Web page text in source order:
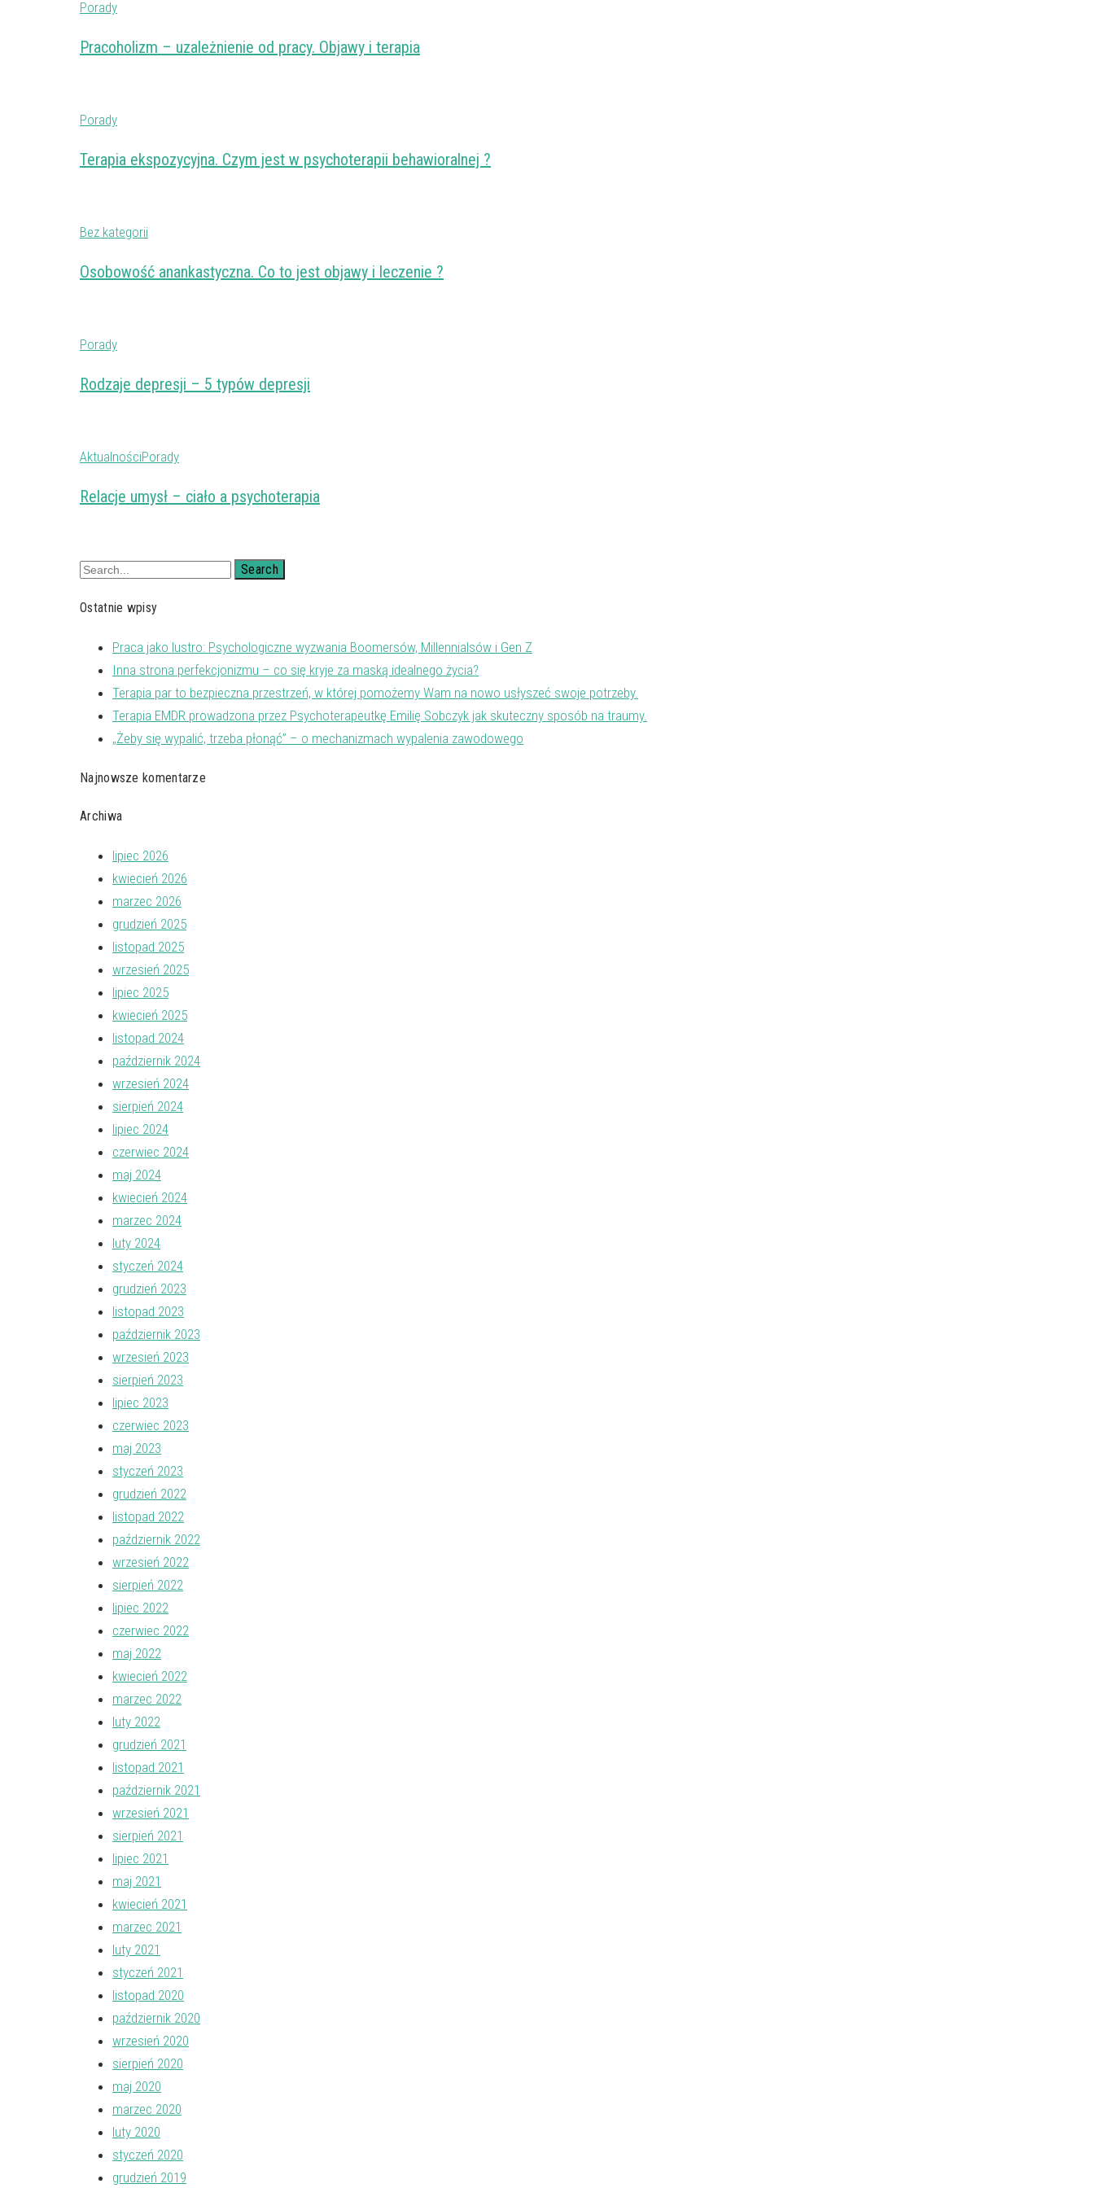
Porady
Pracoholizm – uzależnienie od pracy. Objawy i terapia
Porady
Terapia ekspozycyjna. Czym jest w psychoterapii behawioralnej ?
Bez kategorii
Osobowość anankastyczna. Co to jest objawy i leczenie ?
Porady
Rodzaje depresji – 5 typów depresji
AktualnościPorady
Relacje umysł – ciało a psychoterapia
Search
Ostatnie wpisy
Praca jako lustro: Psychologiczne wyzwania Boomersów, Millennialsów i Gen Z
Inna strona perfekcjonizmu – co się kryje za maską idealnego życia?
Terapia par to bezpieczna przestrzeń, w której pomożemy Wam na nowo usłyszeć swoje potrzeby.
Terapia EMDR prowadzona przez Psychoterapeutkę Emilię Sobczyk jak skuteczny sposób na traumy.
„Żeby się wypalić, trzeba płonąć” – o mechanizmach wypalenia zawodowego
Najnowsze komentarze
Archiwa
lipiec 2026
kwiecień 2026
marzec 2026
grudzień 2025
listopad 2025
wrzesień 2025
lipiec 2025
kwiecień 2025
listopad 2024
październik 2024
wrzesień 2024
sierpień 2024
lipiec 2024
czerwiec 2024
maj 2024
kwiecień 2024
marzec 2024
luty 2024
styczeń 2024
grudzień 2023
listopad 2023
październik 2023
wrzesień 2023
sierpień 2023
lipiec 2023
czerwiec 2023
maj 2023
styczeń 2023
grudzień 2022
listopad 2022
październik 2022
wrzesień 2022
sierpień 2022
lipiec 2022
czerwiec 2022
maj 2022
kwiecień 2022
marzec 2022
luty 2022
grudzień 2021
listopad 2021
październik 2021
wrzesień 2021
sierpień 2021
lipiec 2021
maj 2021
kwiecień 2021
marzec 2021
luty 2021
styczeń 2021
listopad 2020
październik 2020
wrzesień 2020
sierpień 2020
maj 2020
marzec 2020
luty 2020
styczeń 2020
grudzień 2019